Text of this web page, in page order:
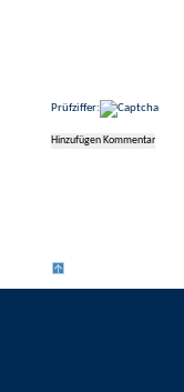
Prüfziffer: